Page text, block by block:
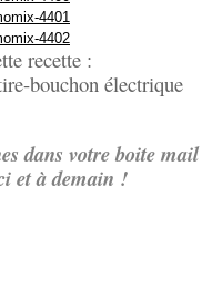
recette :
bouchon électrique
dans votre boite
et à demain !